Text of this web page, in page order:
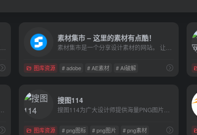
素材集市 – 这里的素材有点酷！
图库资源 # adobe # AE素材 # AI破解
# ppt模板
搜图114
图库资源 # png图标 # png图片 # png素材